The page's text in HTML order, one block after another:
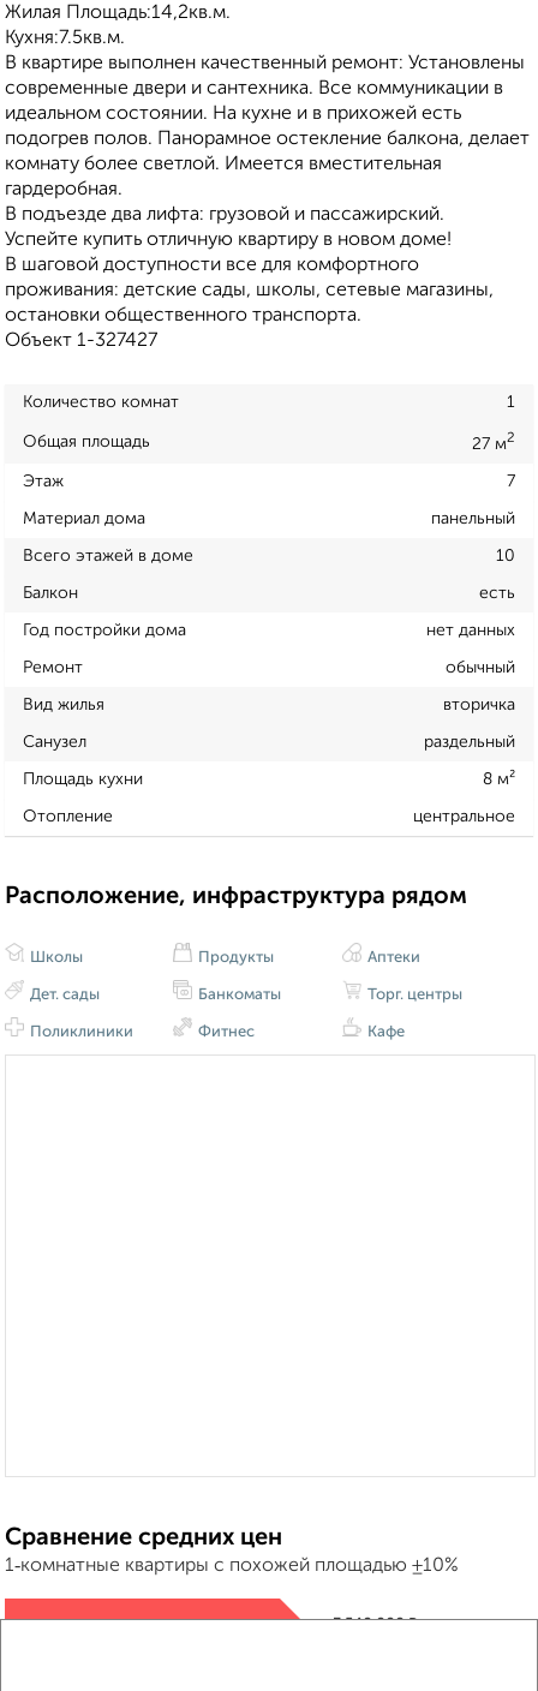
Жилая Площадь:14,2кв.м.
Кухня:7.5кв.м.
В квартире выполнен качественный ремонт: Установлены
современные двери и сантехника. Все коммуникации в
идеальном состоянии. На кухне и в прихожей есть
подогрев полов. Панорамное остекление балкона, делает
комнату более светлой. Имеется вместительная
гардеробная.
В подъезде два лифта: грузовой и пассажирский.
Успейте купить отличную квартиру в новом доме!
В шаговой доступности все для комфортного
проживания: детские сады, школы, сетевые магазины,
остановки общественного транспорта.
Объект 1-327427
Количество комнат 1
Общая площадь 27 м2
Этаж 7
Материал дома панельный
Всего этажей в доме 10
Балкон есть
Год постройки дома нет данных
Ремонт обычный
Вид жилья вторичка
Санузел раздельный
Площадь кухни 8 м²
Отопление центральное
Расположение, инфраструктура рядом
Школы
Дет. сады
Поликлиники
Продукты
Банкоматы
Фитнес
Аптеки
Торг. центры
Кафе
Сравнение средних цен
1‑комнатные квартиры с похожей площадью ±10%
3 540 000₽